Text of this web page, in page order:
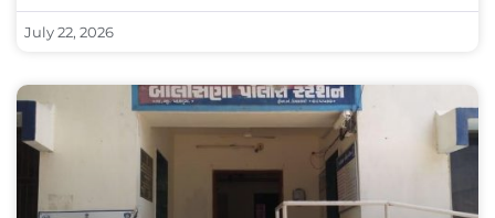
July 22, 2026